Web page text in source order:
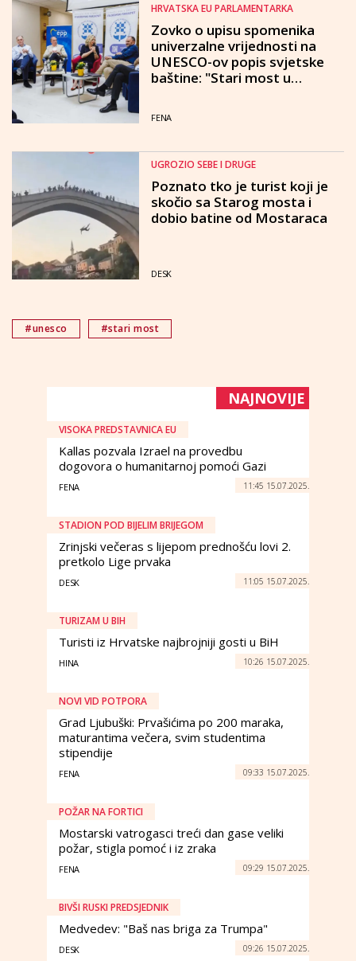
HRVATSKA EU PARLAMENTARKA
Zovko o upisu spomenika
univerzalne vrijednosti na
UNESCO-ov popis svjetske
baštine: "Stari most u
svoju univerzalnu vrijednost"
FENA
UGROZIO SEBE I DRUGE
Poznato tko je turist koji je
skočio sa Starog mosta i
dobio batine od Mostaraca
DESK
#unesco #stari most
NAJNOVIJE
VISOKA PREDSTAVNICA EU
Kallas pozvala Izrael na provedbu
dogovora o humanitarnoj pomoći Gazi
FENA 11:45 15.07.2025.
STADION POD BIJELIM BRIJEGOM
Zrinjski večeras s lijepom prednošću lovi 2.
pretkolo Lige prvaka
DESK 11:05 15.07.2025.
TURIZAM U BIH
Turisti iz Hrvatske najbrojniji gosti u BiH
HINA 10:26 15.07.2025.
NOVI VID POTPORA
Grad Ljubuški: Prvašićima po 200 maraka,
maturantima večera, svim studentima
stipendije
FENA 09:33 15.07.2025.
POŽAR NA FORTICI
Mostarski vatrogasci treći dan gase veliki
požar, stigla pomoć i iz zraka
FENA 09:29 15.07.2025.
BIVŠI RUSKI PREDSJEDNIK
Medvedev: "Baš nas briga za Trumpa"
DESK 09:26 15.07.2025.